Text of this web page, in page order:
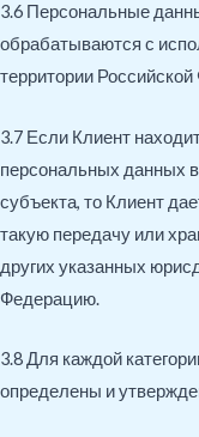
3.6 Персональные
обрабатываются с
территории
3.7 Если Клиент
персональных данных
субъекта, то Клиент
такую передачу или
других указанных
Федерацию.
3.8 Для каждой
определены и